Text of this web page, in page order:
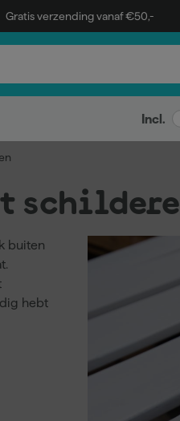
Gratis verzending vanaf €50,-
Incl.
buiten
hebt